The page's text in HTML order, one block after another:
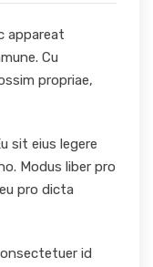
appareat
Cu
propriae,
sit eius legere
Modus liber pro
pro dicta
id